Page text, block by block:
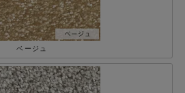
ベージュ